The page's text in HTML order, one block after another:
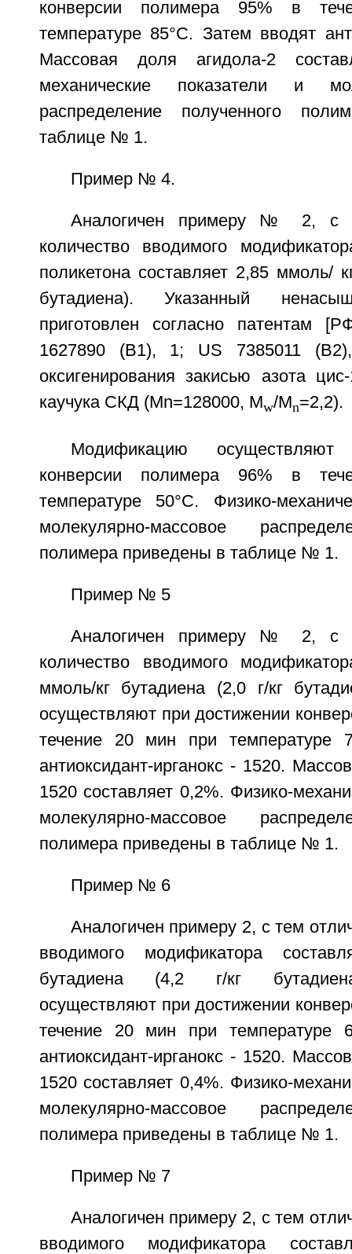
конверсии полимера 95% в
температуре 85°C. Затем вводят
Массовая доля агидола-2
механические показатели и
распределение полученного
таблице № 1.
Пример № 4.
Аналогичен примеру № 2, с
количество вводимого
поликетона составляет 2,85 ммоль/
бутадиена). Указанный
приготовлен согласно
1627890 (B1), 1; US 7385011
оксигенирования закисью азота
каучука СКД (Mn=128000, Mw/Mn=2,2).
Модификацию
конверсии полимера 96% в
температуре 50°C. Физико-
молекулярно-массовое
полимера приведены в таблице № 1.
Пример № 5
Аналогичен примеру № 2, с
количество вводимого
ммоль/кг бутадиена (2,0 г/кг
осуществляют при достижении
течение 20 мин при температуре
антиоксидант-ирганокс - 1520.
1520 составляет 0,2%. Физико-
молекулярно-массовое
полимера приведены в таблице № 1.
Пример № 6
Аналогичен примеру 2, с тем
вводимого модификатора
бутадиена (4,2 г/кг
осуществляют при достижении
течение 20 мин при температуре
антиоксидант-ирганокс - 1520.
1520 составляет 0,4%. Физико-
молекулярно-массовое
полимера приведены в таблице № 1.
Пример № 7
Аналогичен примеру 2, с тем
вводимого модификатора